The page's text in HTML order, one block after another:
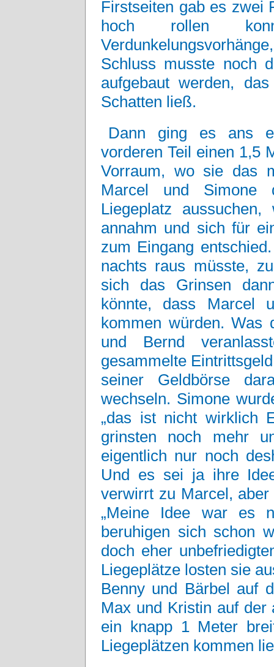
Firstseiten gab es zwei
hoch rollen
Schluss musste noch
aufgebaut werden,
Schatten ließ.
Dann ging es ans
vorderen Teil einen 1,5
Vorraum, wo sie das
Marcel und Simone
Liegeplatz
annahm und sich für
zum Eingang
nachts raus müsste,
sich das Grinsen
könnte, dass Marcel
kommen würden. Was
und Bernd
gesammelte
seiner Geldbörse
wechseln. Simone
„das ist nicht wirklich
grinsten noch mehr
eigentlich nur noch
Und es sei ja ihre
verwirrt zu Marcel,
„Meine Idee war es
beruhigen sich schon
doch eher
Liegeplätze losten sie
Benny und Bärbel auf
Max und Kristin auf
ein knapp 1 Meter
Liegeplätzen kommen